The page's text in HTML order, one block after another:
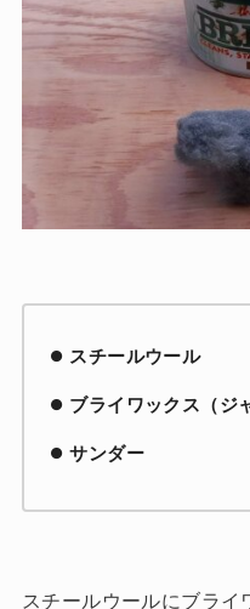
スチールウール
ブライワックス（ジ
サンダー
スチールウールにブライ